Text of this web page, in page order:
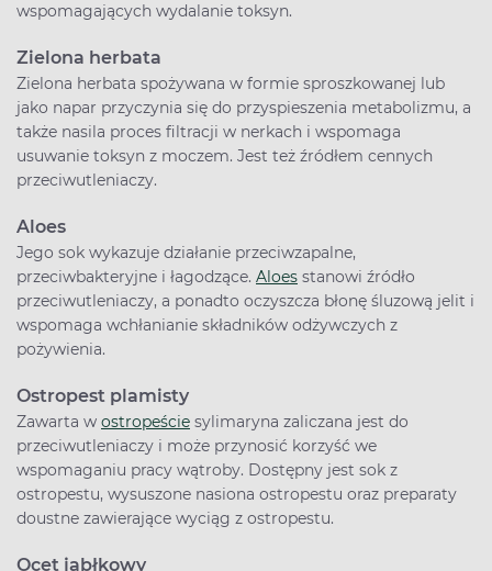
wspomagających wydalanie toksyn.
Zielona herbata
Zielona herbata spożywana w formie sproszkowanej lub
jako napar przyczynia się do przyspieszenia metabolizmu, a
także nasila proces filtracji w nerkach i wspomaga
usuwanie toksyn z moczem. Jest też źródłem cennych
przeciwutleniaczy.
Aloes
Jego sok wykazuje działanie przeciwzapalne,
przeciwbakteryjne i łagodzące. Aloes stanowi źródło
przeciwutleniaczy, a ponadto oczyszcza błonę śluzową jelit i
wspomaga wchłanianie składników odżywczych z
pożywienia.
Ostropest plamisty
Zawarta w ostropeście sylimaryna zaliczana jest do
przeciwutleniaczy i może przynosić korzyść we
wspomaganiu pracy wątroby. Dostępny jest sok z
ostropestu, wysuszone nasiona ostropestu oraz preparaty
doustne zawierające wyciąg z ostropestu.
Ocet jabłkowy